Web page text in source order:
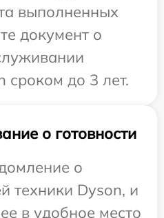
выполненных
документ о
сроком до 3 лет.
о готовности
о
техники Dyson, и
в удобное место